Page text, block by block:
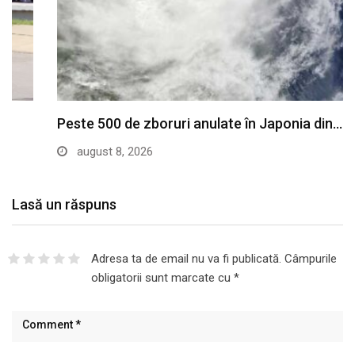
Peste 500 de zboruri anulate în Japonia din…
august 8, 2026
Lasă un răspuns
Adresa ta de email nu va fi publicată. Câmpurile
obligatorii sunt marcate cu *